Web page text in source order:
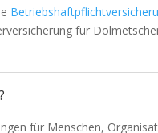
für
für Menschen,